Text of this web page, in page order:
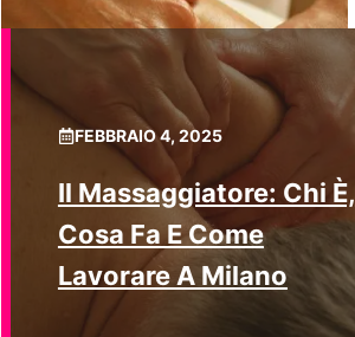
FEBBRAIO 4, 2025
Il Massaggiatore: Chi È,
Cosa Fa E Come
Lavorare A Milano